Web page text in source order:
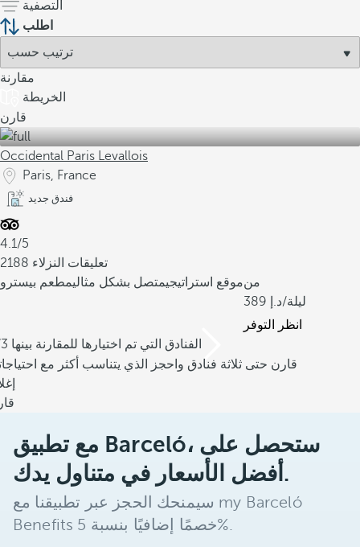
التصفية
اطلب
مقارنة
الخريطة
قارن
Occidental Paris Levallois
Paris, France
فندق جديد
4.1/5
2188 تعليقات النزلاء
موقع استراتيجيمتصل بشكل مثاليمطعم بيسترو
من
389
/ليلة
انظر التوفر
/3 الفنادق التي تم اختيارها للمقارنة بينها
قارن حتى ثلاثة فنادق واحجز الذي يتناسب أكثر مع
مع تطبيق Barceló، ستحصل على
أفضل الأسعار في متناول يدك.
سيمنحك الحجز عبر تطبيقنا مع my Barceló
Benefits خصمًا إضافيًا بنسبة 5%.